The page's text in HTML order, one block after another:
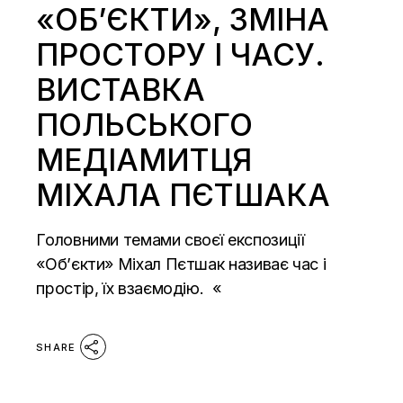
«ОБ’ЄКТИ», ЗМІНА
ПРОСТОРУ І ЧАСУ.
ВИСТАВКА
ПОЛЬСЬКОГО
МЕДІАМИТЦЯ
МІХАЛА ПЄТШАКА
Головними темами своєї експозиції
«Об’єкти» Міхал Пєтшак називає час і
простір, їх взаємодію. «
SHARE